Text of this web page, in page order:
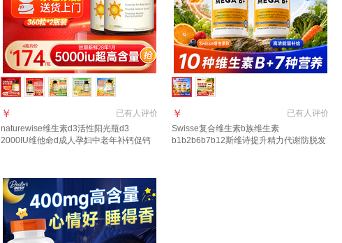
已有人评价
￥
naturewise维生素d3活性阳光瓶d3
2000IU维他命d成人孕妇中老年补钙促钙
已有人评价
￥
Swisse复合维生素b族维生素
b1b2b6b7b12斯维诗提升精力代谢防脱发